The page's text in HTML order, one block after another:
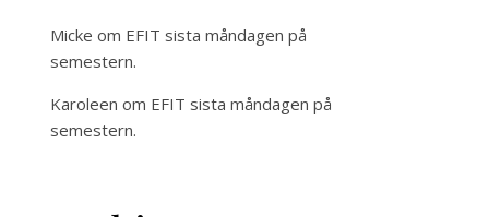
Micke om EFIT sista måndagen på
semestern.
Karoleen om EFIT sista måndagen på
semestern.